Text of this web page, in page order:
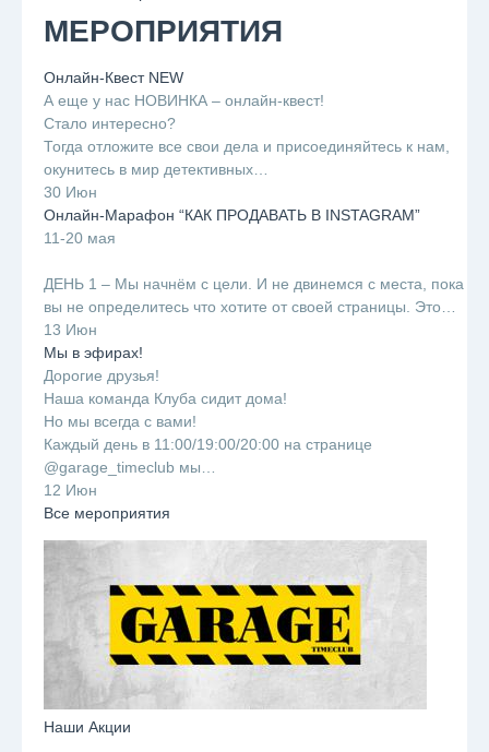
МЕРОПРИЯТИЯ
Онлайн-Квест NEW
А еще у нас НОВИНКА – онлайн-квест!
Стало интересно?
Тогда отложите все свои дела и присоединяйтесь к нам,
окунитесь в мир детективных…
30 Июн
Онлайн-Марафон “КАК ПРОДАВАТЬ В INSTAGRAM”
11-20 мая
ДЕНЬ 1 – Мы начнём с цели. И не двинемся с места, пока
вы не определитесь что хотите от своей страницы. Это…
13 Июн
Мы в эфирах!
Дорогие друзья!
Наша команда Клуба сидит дома!
Но мы всегда с вами!
Каждый день в 11:00/19:00/20:00 на странице
@garage_timeclub мы…
12 Июн
Все мероприятия
Наши Акции